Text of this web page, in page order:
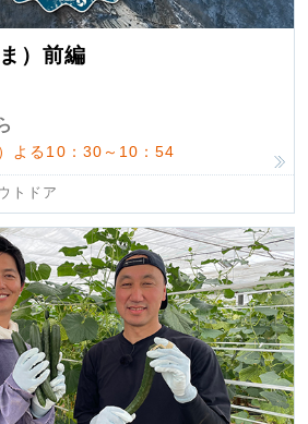
）前編
よる10：30～10：54
トドア